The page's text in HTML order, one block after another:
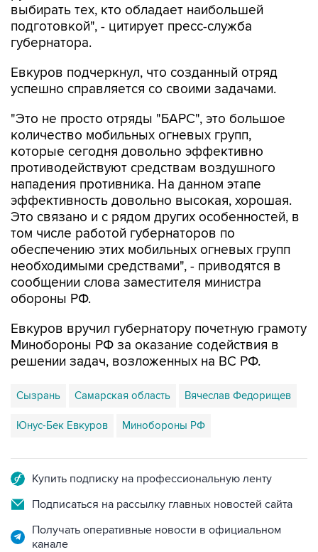
выбирать тех, кто обладает наибольшей
подготовкой", - цитирует пресс-служба
губернатора.
Евкуров подчеркнул, что созданный отряд
успешно справляется со своими задачами.
"Это не просто отряды "БАРС", это большое
количество мобильных огневых групп,
которые сегодня довольно эффективно
противодействуют средствам воздушного
нападения противника. На данном этапе
эффективность довольно высокая, хорошая.
Это связано и с рядом других особенностей, в
том числе работой губернаторов по
обеспечению этих мобильных огневых групп
необходимыми средствами", - приводятся в
сообщении слова заместителя министра
обороны РФ.
Евкуров вручил губернатору почетную грамоту
Минобороны РФ за оказание содействия в
решении задач, возложенных на ВС РФ.
Сызрань Самарская область Вячеслав Федорищев
Юнус-Бек Евкуров Минобороны РФ
Купить подписку на профессиональную ленту
Подписаться на рассылку главных новостей сайта
Получать оперативные новости в официальном
канале